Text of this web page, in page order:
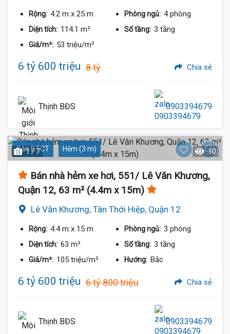
Rộng: 4.2 m x 25 m Phòng ngủ: 4 phòng
Diện tích: 114.1 m² Số tầng: 3 tầng
Giá/m²: 53 triệu/m²
6 tỷ 600 triệu 8 tỷ Chia sẻ
Thịnh BĐS 0903394679
Sàn BTCT Hẻm (3 m)
1 / 7 10
Bán nhà hẻm xe hơi, 551/ Lê Văn Khương,
Quận 12, 63 m² (4.4m x 15m)
Lê Văn Khương, Tân Thới Hiệp, Quận 12
Rộng: 4.4 m x 15 m Phòng ngủ: 3 phòng
Diện tích: 63 m² Số tầng: 3 tầng
Giá/m²: 105 triệu/m² Hướng: Bắc
6 tỷ 600 triệu 6 tỷ 800 triệu Chia sẻ
Thịnh BĐS 0903394679